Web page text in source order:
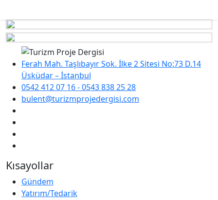
Ferah Mah. Taşlıbayır Sok. İlke 2 Sitesi No:73 D.14
Üsküdar – İstanbul
0542 412 07 16 - 0543 838 25 28
bulent@turizmprojedergisi.com
Kısayollar
Gündem
Yatırım/Tedarik